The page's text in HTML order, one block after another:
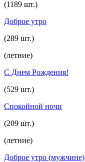
(1189 шт.)
Доброе утро
(289 шт.)
(летние)
С Днем Рождения!
(529 шт.)
Спокойной ночи
(209 шт.)
(летние)
Доброе утро (мужчине)